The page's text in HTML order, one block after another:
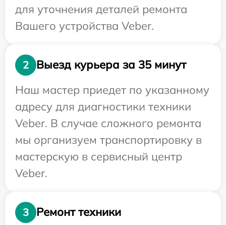
для уточнения деталей ремонта
Вашего устройства Veber.
2
Выезд курьера за 35 минут
Наш мастер приедет по указанному
адресу для диагностики техники
Veber. В случае сложного ремонта
мы организуем транспортировку в
мастерскую в сервисный центр
Veber.
3 Ремонт техники